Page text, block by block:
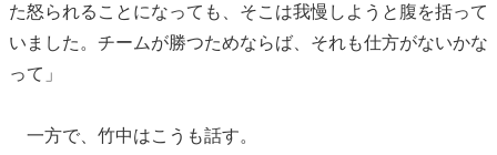
た怒られることになっても、そこは我慢しようと腹を括って
いました。チームが勝つためならば、それも仕方がないかな
って」
一方で、竹中はこうも話す。